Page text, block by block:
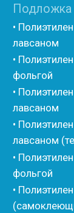
• Пороизол
• Ру-флекс
• Энергофлекс
• K-flex
• Вспененные
• Изоком Шнур
• Стенофлекс Жгут
• Подложка
• Подложка
• Жгут Изонел
• Шнур Изонел
• Жгут Тилит
• Шнур Тилит